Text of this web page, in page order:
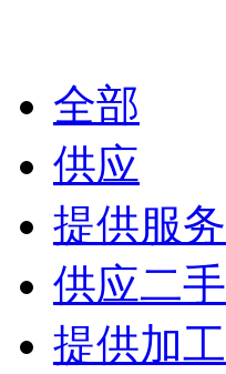
全部
供应
提供服务
供应二手
提供加工